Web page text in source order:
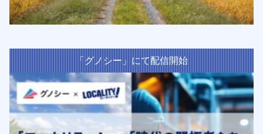
「グノシー」にて配信開始